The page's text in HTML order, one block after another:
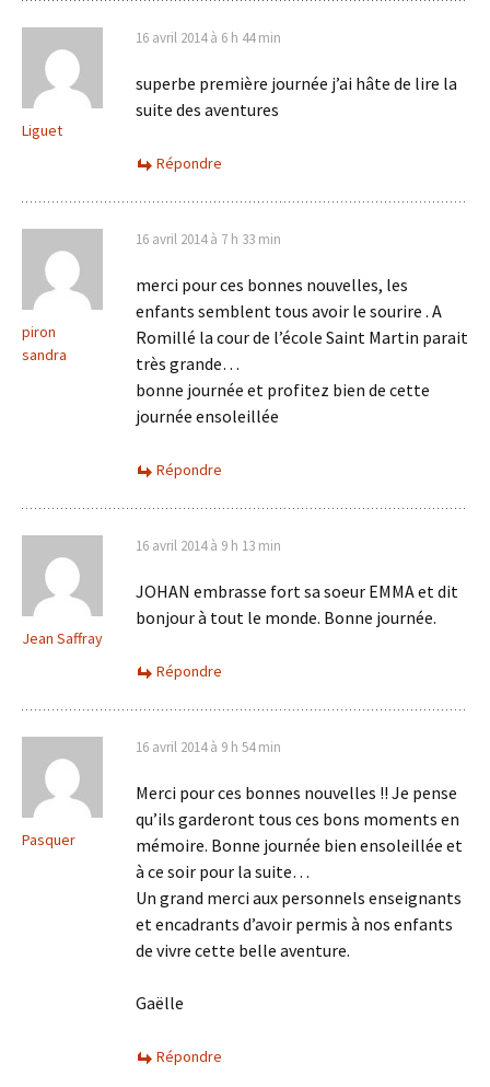
Liguet
16 avril 2014 à 6 h 44 min
superbe première journée j’ai hâte de lire la
suite des aventures
Répondre
piron
sandra
16 avril 2014 à 7 h 33 min
merci pour ces bonnes nouvelles, les
enfants semblent tous avoir le sourire . A
Romillé la cour de l’école Saint Martin parait
très grande…
bonne journée et profitez bien de cette
journée ensoleillée
Répondre
Jean Saffray
16 avril 2014 à 9 h 13 min
JOHAN embrasse fort sa soeur EMMA et dit
bonjour à tout le monde. Bonne journée.
Répondre
Pasquer
16 avril 2014 à 9 h 54 min
Merci pour ces bonnes nouvelles !! Je pense
qu’ils garderont tous ces bons moments en
mémoire. Bonne journée bien ensoleillée et
à ce soir pour la suite…
Un grand merci aux personnels enseignants
et encadrants d’avoir permis à nos enfants
de vivre cette belle aventure.
Gaëlle
Répondre